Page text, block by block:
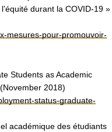
durant la COVID-19 »
mesures-pour-promouvoir-
Students as Academic
2018)
status-graduate-
académique des étudiants